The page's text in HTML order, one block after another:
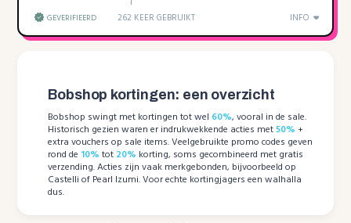
GEVERIFIEERD 262 KEER GEBRUIKT INFO
Bobshop kortingen: een overzicht
Bobshop swingt met kortingen tot wel 60%, vooral in de sale.
Historisch gezien waren er indrukwekkende acties met50% +
extra vouchers op sale items. Veelgebruikte promo codes geven
rond de 10% tot 20% korting, soms gecombineerd met gratis
verzending. Acties zijn vaak merkgebonden, bijvoorbeeld op
Castelli of Pearl Izumi. Voor echte kortingjagers een walhalla
dus.